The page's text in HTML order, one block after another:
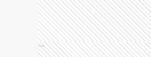
Ads